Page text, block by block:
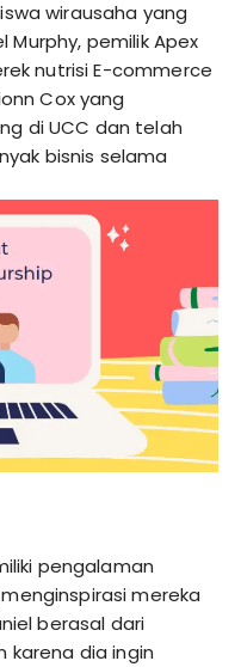
wirausaha yang
Murphy, pemilik Apex
nutrisi E-commerce
Cox yang
di UCC dan telah
bisnis selama
pengalaman
mereka
berasal dari
karena dia ingin